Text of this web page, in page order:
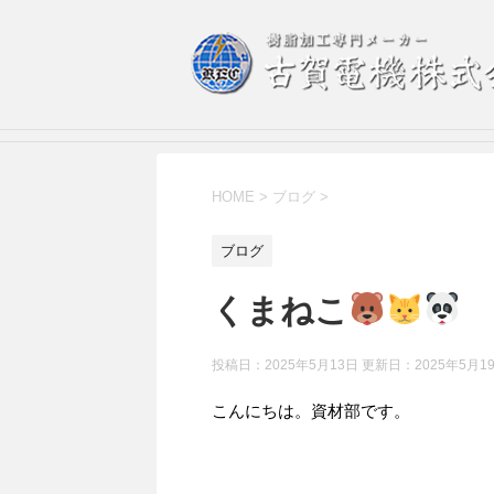
HOME > ブログ >
ブログ
くまねこ
投稿日：2025年5月13日 更新日： 2025年5月
こんにちは。資材部です。